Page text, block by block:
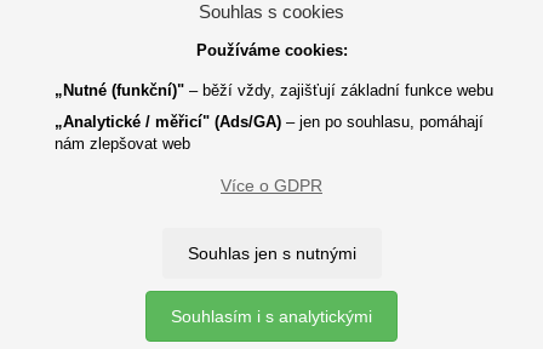
Online
Youtube SONS
K jakémukoliv užití textů a obrázků uvedených na tomto serveru je
Copyright © 2012 - 2026 SONS ČR, z. s.
Ochrana osobních údajů (GDPR)
Souhlas s cookies
Používáme cookies:
„Nutné (funkční)" – běží vždy, zajišťují základní funkce webu
„Analytické / měřicí" (Ads/GA) – jen po souhlasu, pomáhají
nám zlepšovat web
Více o GDPR
Souhlas jen s nutnými
Souhlasím i s analytickými